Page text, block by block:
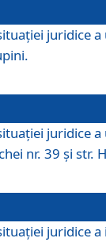
juridice
juridice
nr. 39 și str.
juridice